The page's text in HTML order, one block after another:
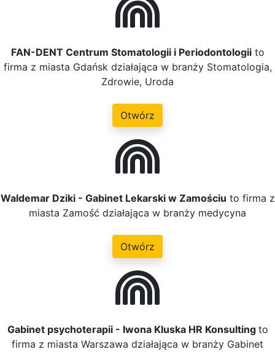
FAN-DENT Centrum Stomatologii i Periodontologiito
firma z miasta Gdańsk działająca w branży Stomatologia,
Zdrowie, Uroda
Otwórz
Waldemar Dziki - Gabinet Lekarski w Zamościu to firma z
miasta Zamość działająca w branży medycyna
Otwórz
Gabinet psychoterapii - Iwona Kluska HR Konsulting to
firma z miasta Warszawa działająca w branży Gabinet